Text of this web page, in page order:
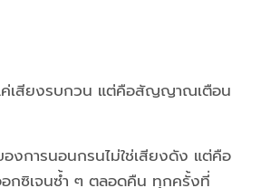
ค่เสียงรบกวน แต่คือสัญญาณเตือน
งการนอนกรนไม่ใช่เสียงดัง แต่คือ
อกซิเจนซ้ำ ๆ ตลอดคืน ทุกครั้งที่